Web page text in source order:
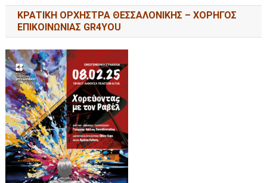
ΚΡΑΤΙΚΗ ΟΡΧΗΣΤΡΑ ΘΕΣΣΑΛΟΝΙΚΗΣ – ΧΟΡΗΓΟΣ
ΕΠΙΚΟΙΝΩΝΙΑΣ GR4YOU